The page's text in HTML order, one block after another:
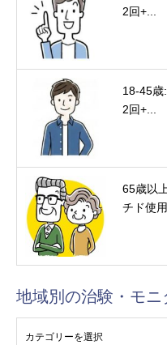
2回+...
18-45
2回+...
65歳以
チド使用
地域別の治験・モニ